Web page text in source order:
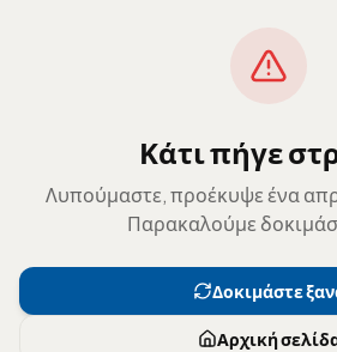
Κάτι πήγε
Λυπούμαστε, προέκυψε ένα
Παρακαλούμε
Δοκιμάστε
Αρχική